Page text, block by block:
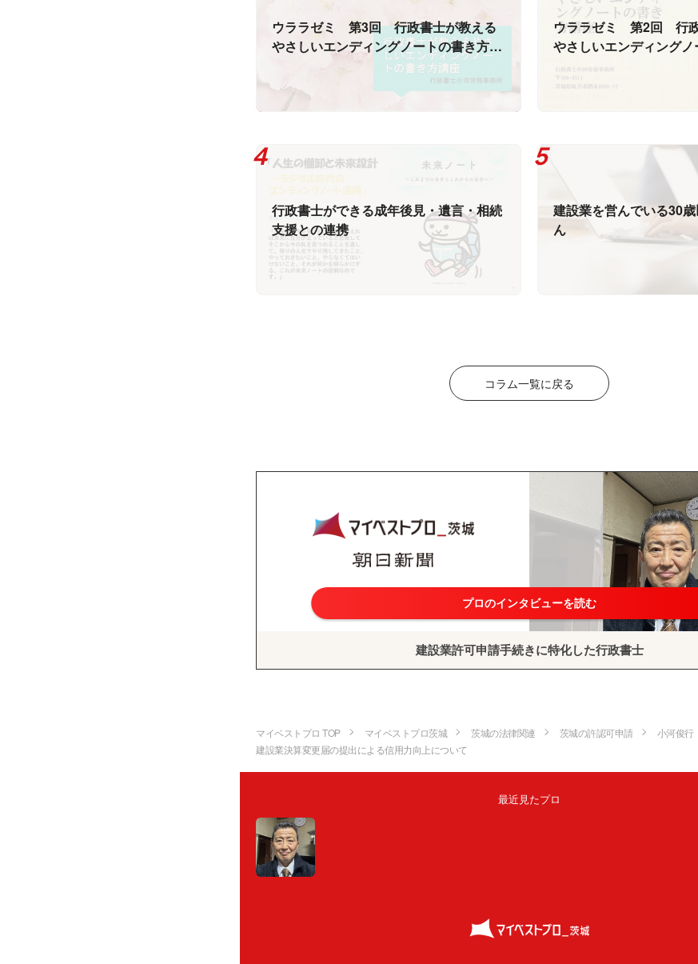
ウララゼミ 第3回 行政書士が教える
やさしいエンディングノートの書き方講
ウララゼミ 第2回 行
やさしいエンディング
座の開催
行政書士ができる成年後見・遺言・相続
支援との連携
建設業を営んでいる30
ん
コラム一覧に戻る
プロのインタビューを読む
建設業許可申請手続きに特化した行政書士
マイベストプロ TOP マイベストプロ茨城 茨城の法律関連 茨城の許認可申請 小河俊行
建設業決算変更届の提出による信用力向上について
最近見たプロ